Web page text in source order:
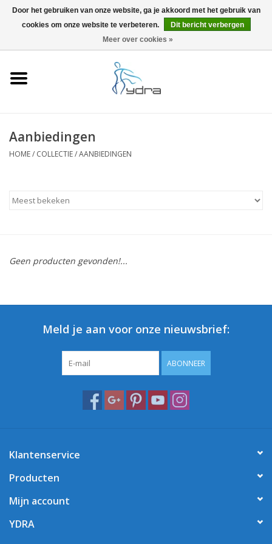
0 Artikelen - €0,00
Accessoires
Aanbiedingen
HOME/ COLLECTIE/AANBIEDINGEN
Geen producten gevonden!...
Meld je aan voor onze nieuwsbrief:
ABONNEER
Klantenservice
Producten
Mijn account
YDRA
Door het gebruiken van onze website, ga je akkoord met het gebruik van
cookies om onze website te verbeteren.
Dit bericht verbergen
Meer over cookies »